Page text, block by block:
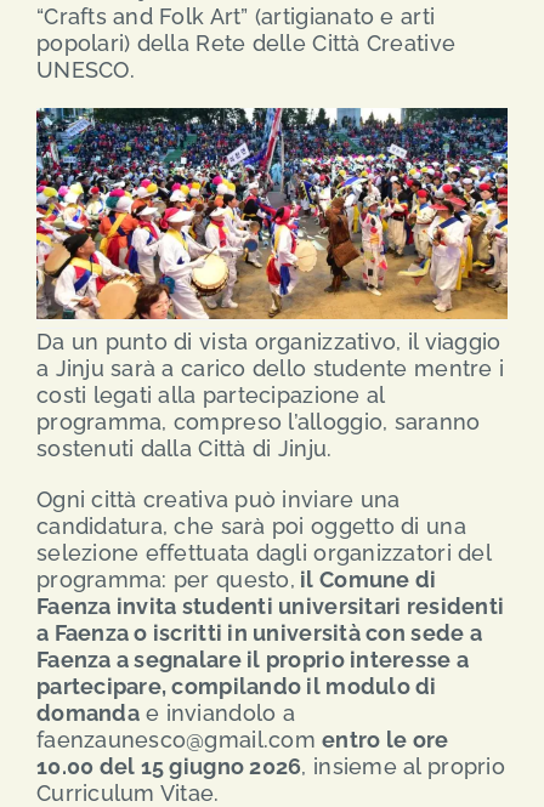
“Crafts and Folk Art” (artigianato e arti
popolari) della Rete delle Città Creative
UNESCO.
Da un punto di vista organizzativo, il viaggio
a Jinju sarà a carico dello studente mentre i
costi legati alla partecipazione al
programma, compreso l’alloggio, saranno
sostenuti dalla Città di Jinju.
Ogni città creativa può inviare una
candidatura, che sarà poi oggetto di una
selezione effettuata dagli organizzatori del
programma: per questo, il Comune di
Faenza invita studenti universitari residenti
a Faenza o iscritti in università con sede a
Faenza a segnalare il proprio interesse a
partecipare, compilando il modulo di
domandae inviandolo a
faenzaunesco@gmail.com entro le ore
10.00 del 15 giugno 2026, insieme al proprio
Curriculum Vitae.